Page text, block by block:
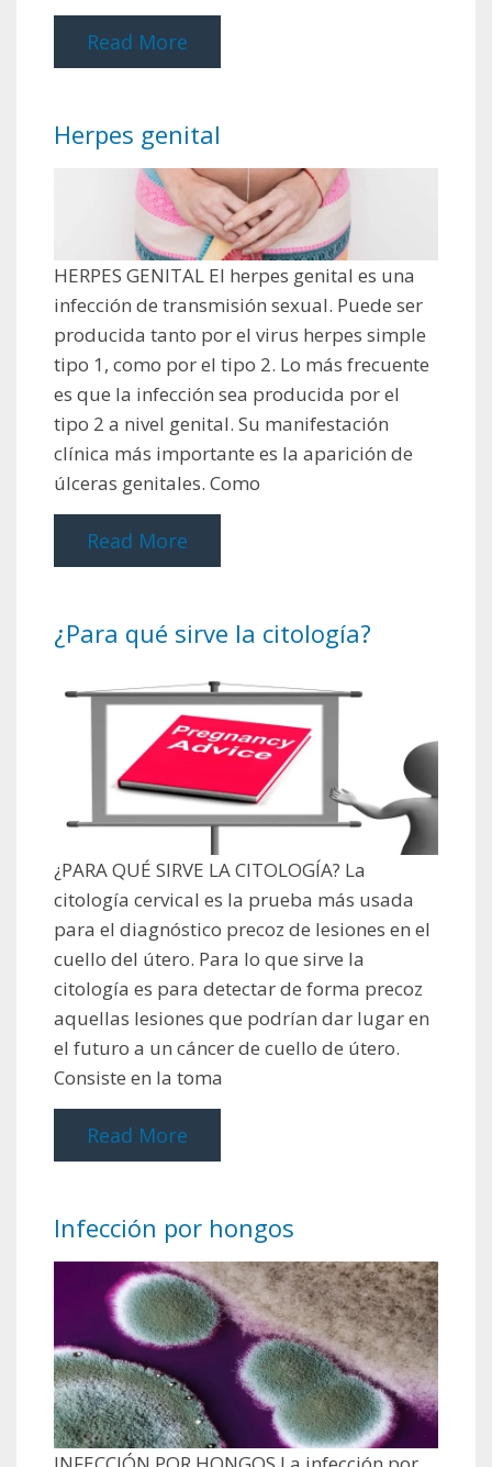
Read More
Herpes genital
HERPES GENITAL El herpes genital es una
infección de transmisión sexual. Puede ser
producida tanto por el virus herpes simple
tipo 1, como por el tipo 2. Lo más frecuente
es que la infección sea producida por el
tipo 2 a nivel genital. Su manifestación
clínica más importante es la aparición de
úlceras genitales. Como
Read More
¿Para qué sirve la citología?
¿PARA QUÉ SIRVE LA CITOLOGÍA? La
citología cervical es la prueba más usada
para el diagnóstico precoz de lesiones en el
cuello del útero. Para lo que sirve la
citología es para detectar de forma precoz
aquellas lesiones que podrían dar lugar en
el futuro a un cáncer de cuello de útero.
Consiste en la toma
Read More
Infección por hongos